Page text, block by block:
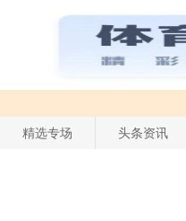
精选专场
头条资讯